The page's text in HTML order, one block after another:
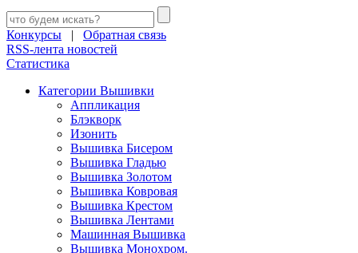
Конкурсы | Обратная связь
RSS-лента новостей
Статистика
Категории Вышивки
Аппликация
Блэкворк
Изонить
Вышивка Бисером
Вышивка Гладью
Вышивка Золотом
Вышивка Ковровая
Вышивка Крестом
Вышивка Лентами
Машинная Вышивка
Вышивка Монохром.